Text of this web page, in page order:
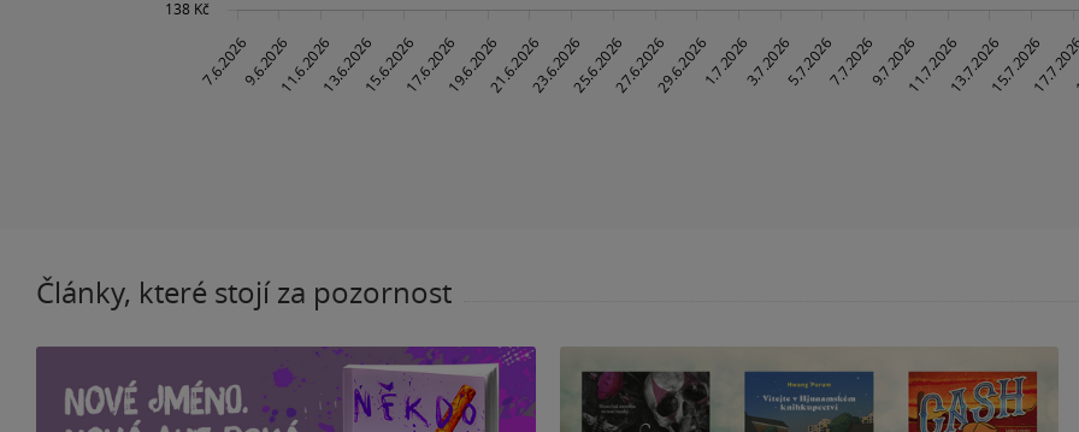
Články, které stojí za pozornost